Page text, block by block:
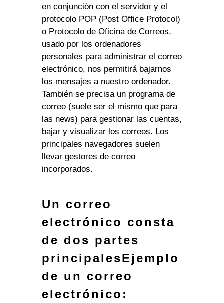
en conjunción con el servidor y el
protocolo POP (Post Office Protocol)
o Protocolo de Oficina de Correos,
usado por los ordenadores
personales para administrar el correo
electrónico, nos permitirá bajarnos
los mensajes a nuestro ordenador.
También se precisa un programa de
correo (suele ser el mismo que para
las news) para gestionar las cuentas,
bajar y visualizar los correos. Los
principales navegadores suelen
llevar gestores de correo
incorporados.
Un correo
electrónico consta
de dos partes
principalesEjemplo
de un correo
electrónico: